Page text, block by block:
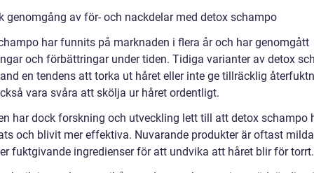
genomgång av för- och nackdelar med detox schampo
har funnits på marknaden i flera år och har genomgått
och förbättringar under tiden. Tidiga varianter av detox
en tendens att torka ut håret eller inte ge tillräcklig
vara svåra att skölja ur håret ordentligt.
har dock forskning och utveckling lett till att detox schampo
och blivit mer effektiva. Nuvarande produkter är oftast
fuktgivande ingredienser för att undvika att håret blir för torrt.